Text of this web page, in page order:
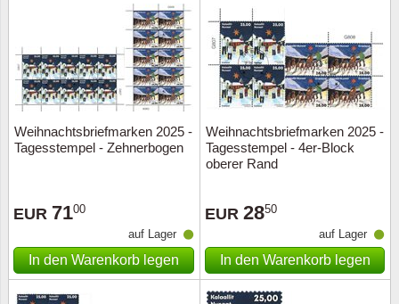
Weihnachtsbriefmarken 2025 -
Tagesstempel - Zehnerbogen
EUR 7100
auf Lager
In den Warenkorb legen
Weihnachtsbriefmarken 2025 -
Tagesstempel - 4er-Block
oberer Rand
EUR 2850
auf Lager
In den Warenkorb legen